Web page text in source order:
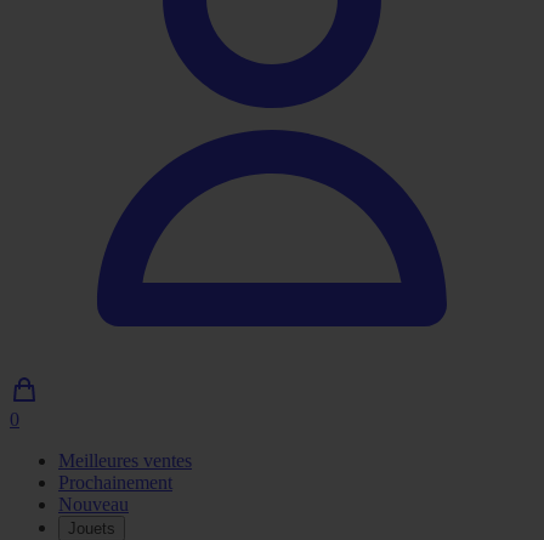
0
dans
panier
Meilleures ventes
Prochainement
Nouveau
Jouets